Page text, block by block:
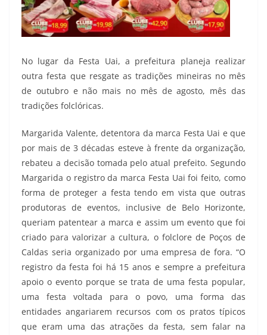
No lugar da Festa Uai, a prefeitura planeja realizar
outra festa que resgate as tradições mineiras no mês
de outubro e não mais no mês de agosto, mês das
tradições folclóricas.
Margarida Valente, detentora da marca Festa Uai e que
por mais de 3 décadas esteve à frente da organização,
rebateu a decisão tomada pelo atual prefeito. Segundo
Margarida o registro da marca Festa Uai foi feito, como
forma de proteger a festa tendo em vista que outras
produtoras de eventos, inclusive de Belo Horizonte,
queriam patentear a marca e assim um evento que foi
criado para valorizar a cultura, o folclore de Poços de
Caldas seria organizado por uma empresa de fora. “O
registro da festa foi há 15 anos e sempre a prefeitura
apoio o evento porque se trata de uma festa popular,
uma festa voltada para o povo, uma forma das
entidades angariarem recursos com os pratos típicos
que eram uma das atrações da festa, sem falar na